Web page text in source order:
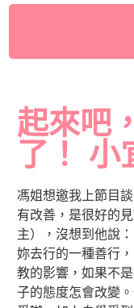
起來吧
了！ 小
馮姐想邀我上節目
有改善，是很好的
主），沒想到他說
妳去行的一種善行
教的影響，如果不
子的態度怎會改變